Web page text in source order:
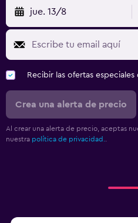
jue. 13/8
Recibir las ofertas
Crea una alerta de precio
Al crear una alerta de precio, aceptas
nuestra política de privacidad.